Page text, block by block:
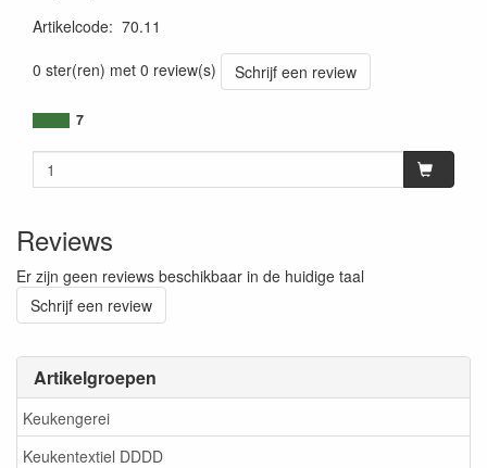
Artikelgroepen
Keukengerei
Keukentextiel DDDD
Artikelcode: 70.11
0 ster(ren) met 0 review(s)
Schrijf een review
7
Reviews
Er zijn geen reviews beschikbaar in de huidige taal
Schrijf een review